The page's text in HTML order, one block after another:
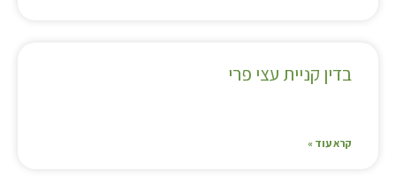
בדין קניית עצי פרי
קרא עוד »